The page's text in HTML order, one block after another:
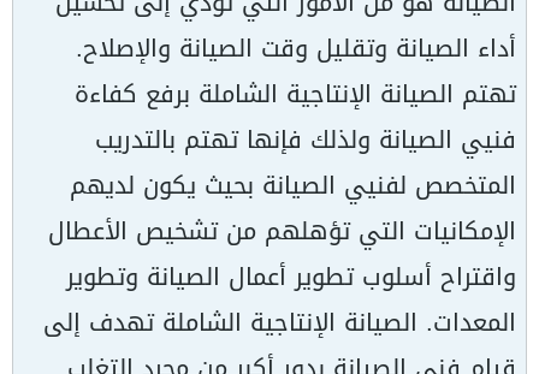
أداء الصيانة وتقليل وقت الصيانة والإصلاح.
تهتم الصيانة الإنتاجية الشاملة برفع كفاءة
فنيي الصيانة ولذلك فإنها تهتم بالتدريب
المتخصص لفنيي الصيانة بحيث يكون لديهم
الإمكانيات التي تؤهلهم من تشخيص الأعطال
واقتراح أسلوب تطوير أعمال الصيانة وتطوير
المعدات. الصيانة الإنتاجية الشاملة تهدف إلى